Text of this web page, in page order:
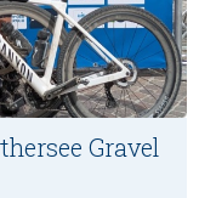
Gravel